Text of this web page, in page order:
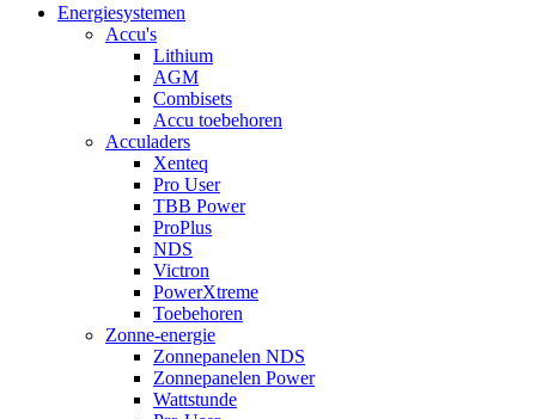
Energiesystemen
Accu's
Lithium
AGM
Combisets
Accu toebehoren
Acculaders
Xenteq
Pro User
TBB Power
ProPlus
NDS
Victron
PowerXtreme
Toebehoren
Zonne-energie
Zonnepanelen NDS
Zonnepanelen Power
Wattstunde